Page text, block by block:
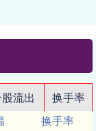
流出
换手率
换手率